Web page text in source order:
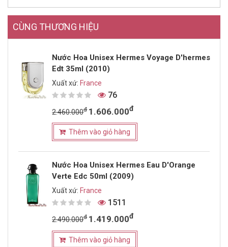
CÙNG THƯƠNG HIỆU
Nước Hoa Unisex Hermes Voyage D'hermes
Edt 35ml (2010)
Xuất xứ: France
76
2.460.000đ 1.606.000đ
Thêm vào giỏ hàng
Nước Hoa Unisex Hermes Eau D'Orange
Verte Edc 50ml (2009)
Xuất xứ: France
1511
2.490.000đ 1.419.000đ
Thêm vào giỏ hàng